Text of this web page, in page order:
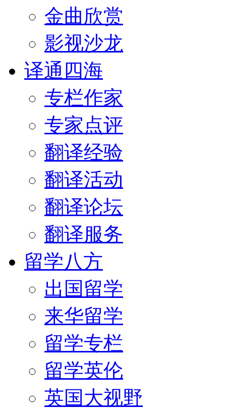
金曲欣赏
影视沙龙
译通四海
专栏作家
专家点评
翻译经验
翻译活动
翻译论坛
翻译服务
留学八方
出国留学
来华留学
留学专栏
留学英伦
英国大视野